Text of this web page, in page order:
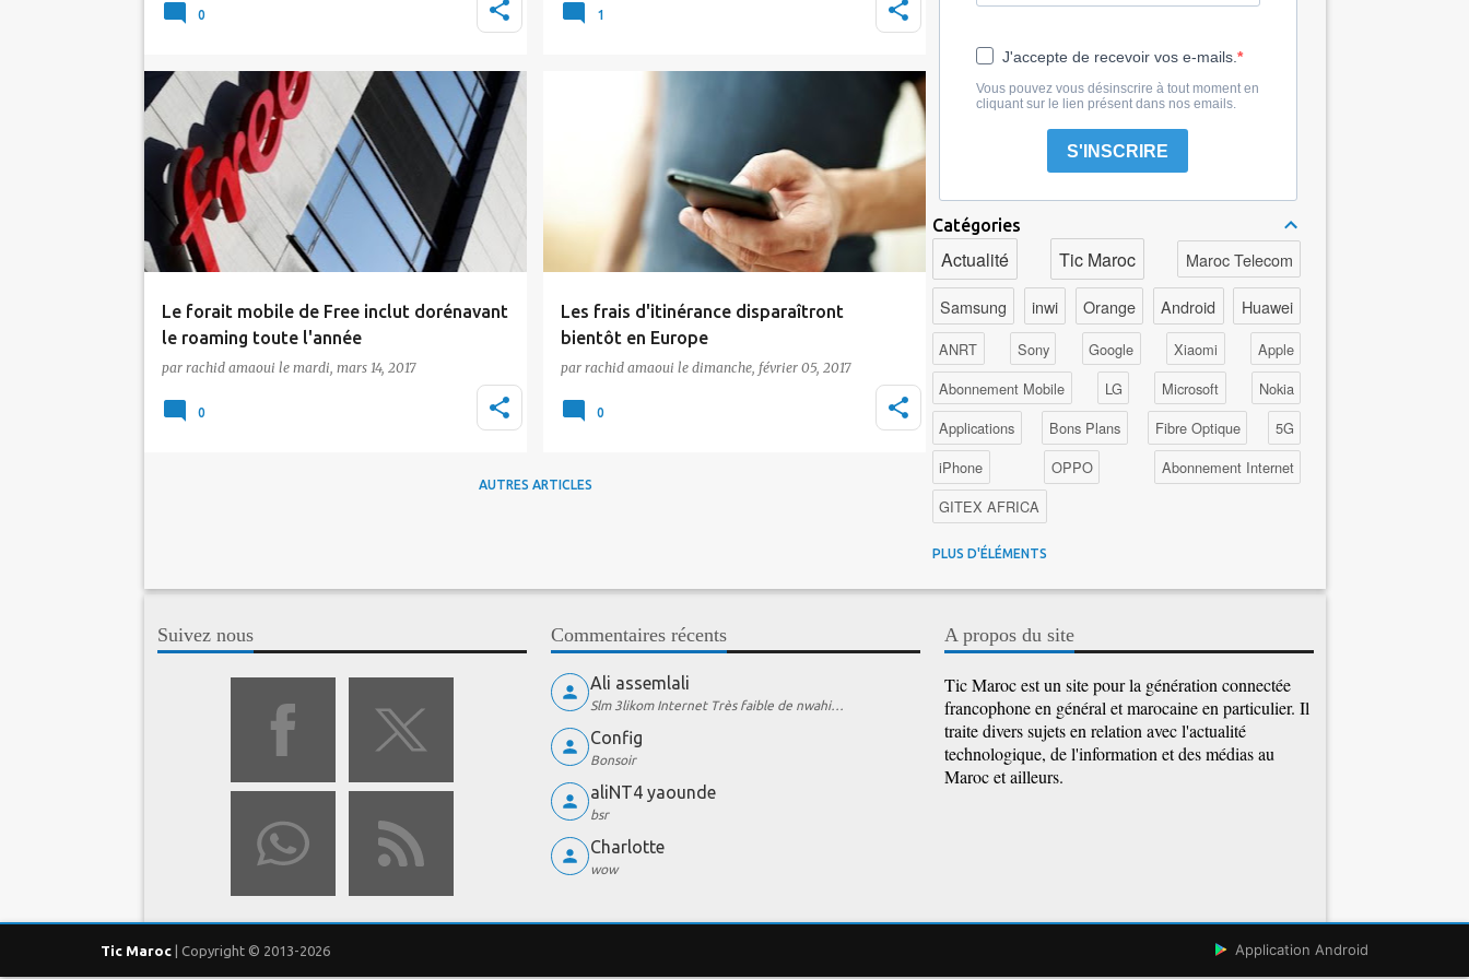
approuvant la première offre technique et
0
24.96 relative à la poste et aux
1
Le forait mobile de Free inclut dorénavant
le roaming toute l'année
Après une semaine de suspense, Free mobile
vient de lever le voile sur son annonce "qui
par rachid amaoui le mardi, mars 14, 2017
Actualité Free Roaming
0
Les frais d'itinérance disparaîtront
bientôt en Europe
européenne est parvenue à un accord avec
par rachid amaoui le dimanche, février 05, 2017
0
AUTRES ARTICLES
J'accepte de recevoir vos e-mails.
Vous pouvez vous désinscrire à tout moment en
cliquant sur le lien présent dans nos emails.
S'INSCRIRE
Catégories
Actualité Tic Maroc Maroc Telecom
Samsung inwi Orange Android Huawei
ANRT Sony Google Xiaomi
Apple
Abonnement Mobile
LG Microsoft
Nokia
Applications
Bons Plans Fibre Optique
5G
iPhone
OPPO
Abonnement Internet
GITEX AFRICA
4G au Maroc
Intelligence Artificielle
Cybersécurité
Promotions Maroc Telecom
PLUS D'ÉLÉMENTS
Suivez nous Commentaires récents
Ali assemlali
Slm 3likom Internet Très faible de nwahi…
Config
Bonsoir
aliNT4 yaounde
bsr
Charlotte
wow
A propos du site
Tic Maroc est un site pour la génération connectée
francophone en général et marocaine en particulier. Il
traite divers sujets en relation avec l'actualité
technologique, de l'information et des médias au
Maroc et ailleurs.
Tic Maroc | Copyright © 2013-2026 Application Android